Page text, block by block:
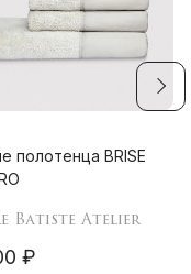
полотенца BRISE
Batiste Atelier
₽